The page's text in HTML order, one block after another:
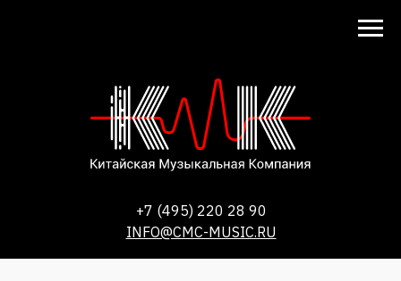
+7 (495) 220 28 90
INFO@CMC-MUSIC.RU